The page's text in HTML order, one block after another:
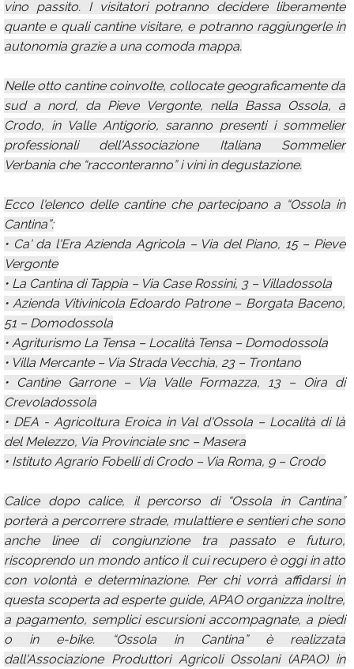
vino passito. I visitatori potranno decidere liberamente
quante e quali cantine visitare, e potranno raggiungerle in
autonomia grazie a una comoda mappa.
Nelle otto cantine coinvolte, collocate geograficamente da
sud a nord, da Pieve Vergonte, nella Bassa Ossola, a
Crodo, in Valle Antigorio, saranno presenti i sommelier
professionali dell'Associazione Italiana Sommelier
Verbania che “racconteranno” i vini in degustazione.
Ecco l'elenco delle cantine che partecipano a “Ossola in
Cantina”:
• Ca' da l'Era Azienda Agricola – Via del Piano, 15 – Pieve
Vergonte
• La Cantina di Tappia – Via Case Rossini, 3 – Villadossola
• Azienda Vitivinicola Edoardo Patrone – Borgata Baceno,
51 – Domodossola
• Agriturismo La Tensa – Località Tensa – Domodossola
• Villa Mercante – Via Strada Vecchia, 23 – Trontano
• Cantine Garrone – Via Valle Formazza, 13 – Oira di
Crevoladossola
• DEA - Agricoltura Eroica in Val d'Ossola – Località di là
del Melezzo, Via Provinciale snc – Masera
• Istituto Agrario Fobelli di Crodo – Via Roma, 9 – Crodo
Calice dopo calice, il percorso di “Ossola in Cantina”
porterà a percorrere strade, mulattiere e sentieri che sono
anche linee di congiunzione tra passato e futuro,
riscoprendo un mondo antico il cui recupero è oggi in atto
con volontà e determinazione. Per chi vorrà affidarsi in
questa scoperta ad esperte guide, APAO organizza inoltre,
a pagamento, semplici escursioni accompagnate, a piedi
o in e-bike. “Ossola in Cantina” è realizzata
dall'Associazione Produttori Agricoli Ossolani (APAO) in